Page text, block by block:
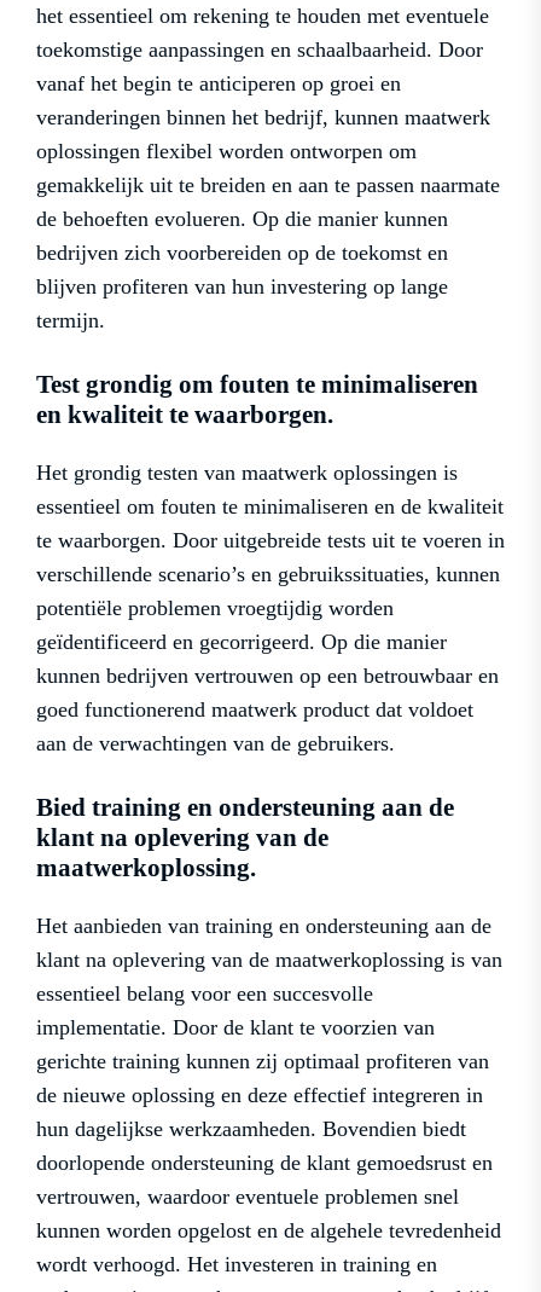
het essentieel om rekening te houden met eventuele
toekomstige aanpassingen en schaalbaarheid. Door
vanaf het begin te anticiperen op groei en
veranderingen binnen het bedrijf, kunnen maatwerk
oplossingen flexibel worden ontworpen om
gemakkelijk uit te breiden en aan te passen naarmate
de behoeften evolueren. Op die manier kunnen
bedrijven zich voorbereiden op de toekomst en
blijven profiteren van hun investering op lange
termijn.
Test grondig om fouten te minimaliseren
en kwaliteit te waarborgen.
Het grondig testen van maatwerk oplossingen is
essentieel om fouten te minimaliseren en de kwaliteit
te waarborgen. Door uitgebreide tests uit te voeren in
verschillende scenario’s en gebruikssituaties, kunnen
potentiële problemen vroegtijdig worden
geïdentificeerd en gecorrigeerd. Op die manier
kunnen bedrijven vertrouwen op een betrouwbaar en
goed functionerend maatwerk product dat voldoet
aan de verwachtingen van de gebruikers.
Bied training en ondersteuning aan de
klant na oplevering van de
maatwerkoplossing.
Het aanbieden van training en ondersteuning aan de
klant na oplevering van de maatwerkoplossing is van
essentieel belang voor een succesvolle
implementatie. Door de klant te voorzien van
gerichte training kunnen zij optimaal profiteren van
de nieuwe oplossing en deze effectief integreren in
hun dagelijkse werkzaamheden. Bovendien biedt
doorlopende ondersteuning de klant gemoedsrust en
vertrouwen, waardoor eventuele problemen snel
kunnen worden opgelost en de algehele tevredenheid
wordt verhoogd. Het investeren in training en